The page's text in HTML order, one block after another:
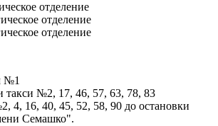
отделение
отделение
отделение
№1
№2, 17, 46, 57, 63, 78, 83
4, 16, 40, 45, 52, 58, 90 до остановки
Семашко".